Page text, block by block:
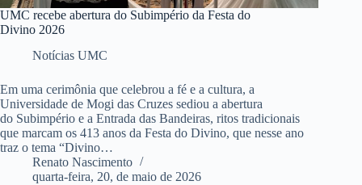
UMC recebe abertura do Subimpério da Festa do
Divino 2026
Notícias UMC
Em uma cerimônia que celebrou a fé e a cultura, a
Universidade de Mogi das Cruzes sediou a abertura
do Subimpério e a Entrada das Bandeiras, ritos tradicionais
que marcam os 413 anos da Festa do Divino, que nesse ano
traz o tema “Divino…
Renato Nascimento
quarta-feira, 20, de maio de 2026